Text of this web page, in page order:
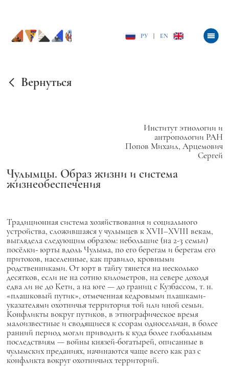
РУ EN
Вернуться
Институт этнологии и
антропологии РАН
Попов Михаил, Арцемович
Сергей
Чулымцы. Образ жизни и система
жизнеобеспечения
Традиционная система хозяйствования и социального
устройства, сложившаяся у чулымцев к XVII–XVIII векам,
выглядела следующим образом: небольшие (на 2-3 семьи)
посёлки- юрты вдоль Чулыма, по его берегам и берегам его
притоков, населенные, как правило, кровными
родственниками. От юрт в тайгу тянется на несколько
десятков, если не на сотню километров, на севере доходя
едва ли не до Кети, а на юге — до границ с Кузбассом, т. н.
«плашковый путик», отмеченная кедровыми плашками-
указателями охотничья территория той или иной семьи.
Конфликты вокруг путиков, в этнографическое время
малоизвестные и сводящиеся к ссорам односельчан, в более
ранний период могли приводить к куда более глобальным
последствиям — войны князей-богатырей, описанные в
чулымских преданиях, начинаются чаще всего как раз с
конфликта вокруг охотничьих территорий.